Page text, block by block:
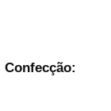
Confecção: